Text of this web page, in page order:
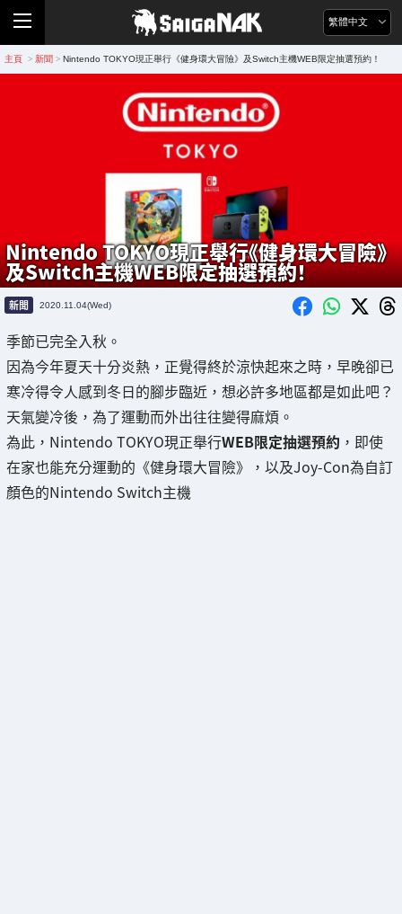
繁體中文
主頁 > 新聞 > Nintendo TOKYO現正舉行《健身環大冒險》及Switch主機WEB限定抽選預約！
Nintendo TOKYO現正舉行《健身環大冒險》
及Switch主機WEB限定抽選預約！
新聞 2020.11.04(Wed)
季節已完全入秋。
因為今年夏天十分炎熱，正覺得終於涼快起來之時，早晚卻已
寒冷得令人感到冬日的腳步臨近，想必許多地區都是如此吧？
天氣變冷後，為了運動而外出往往變得麻煩。
為此，Nintendo TOKYO現正舉行WEB限定抽選預約 ，即使
在家也能充分運動的《健身環大冒險》，以及Joy-Con為自訂
顏色的Nintendo Switch主機